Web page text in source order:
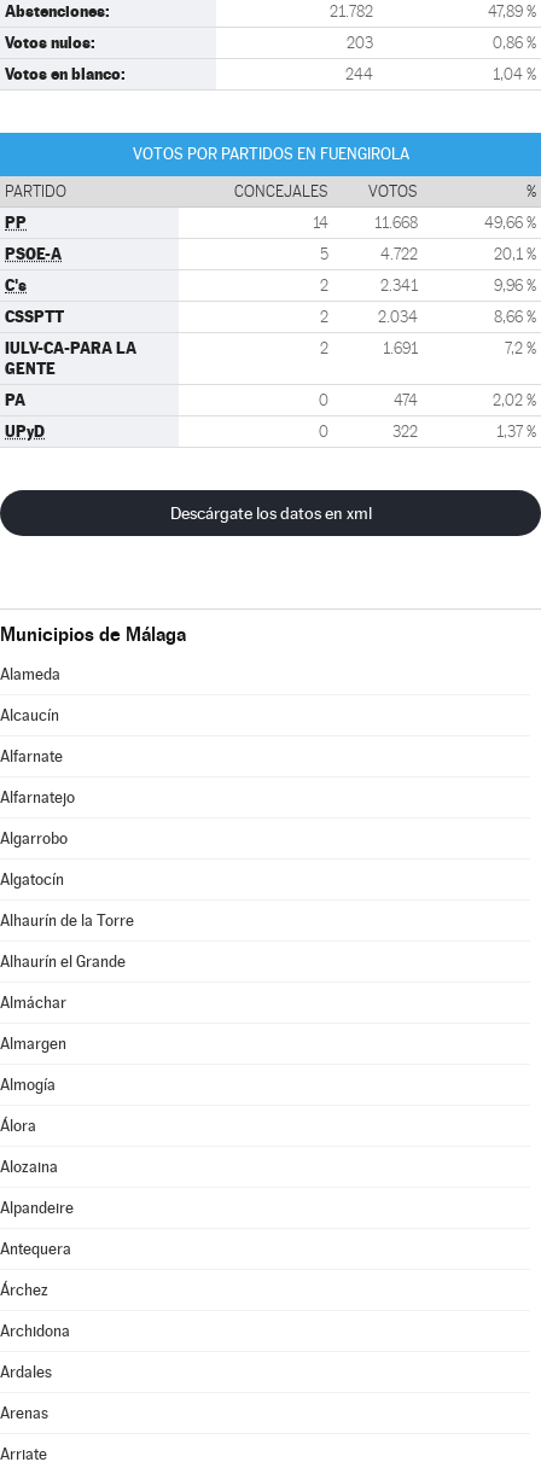
Abstenciones: 21.782 47,89 %
Votos nulos: 203 0,86 %
Votos en blanco: 244 1,04 %
VOTOS POR PARTIDOS EN FUENGIROLA
PARTIDO CONCEJALES VOTOS %
PP 14 11.668 49,66 %
PSOE-A 5 4.722 20,1 %
C's 2 2.341 9,96 %
CSSPTT 2 2.034 8,66 %
IULV-CA-PARA LA
GENTE
2 1.691 7,2 %
PA 0 474 2,02 %
UPyD 0 322 1,37 %
Descárgate los datos en xml
Municipios de Málaga
Alameda
Alcaucín
Alfarnate
Alfarnatejo
Algarrobo
Algatocín
Alhaurín de la Torre
Alhaurín el Grande
Almáchar
Almargen
Almogía
Álora
Alozaina
Alpandeire
Antequera
Árchez
Archidona
Ardales
Arenas
Arriate